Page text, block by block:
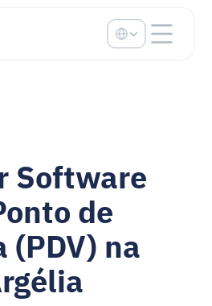
Software
de
(PDV) na
Select Language